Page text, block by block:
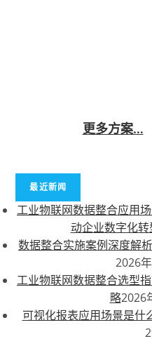
更多方案…
最近新闻
工业物联网数据整合应用
动企业数字化转
数据整合实施案例深度解
2026
工业物联网数据整合选型
略2026
可视化报表应用场景是什